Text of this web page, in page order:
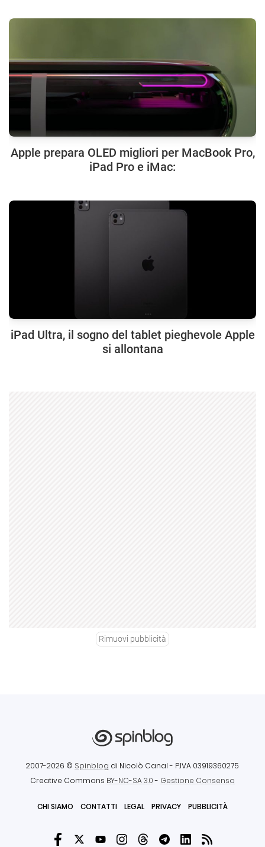
Apple prepara OLED migliori per MacBook Pro,
iPad Pro e iMac:
iPad Ultra, il sogno del tablet pieghevole Apple
si allontana
Rimuovi pubblicità
2007-2026 © Spinblog di Nicolò Canal - P.IVA 03919360275
Creative Commons BY-NC-SA 3.0- Gestione Consenso
CHI SIAMO CONTATTI LEGAL PRIVACY PUBBLICITÀ